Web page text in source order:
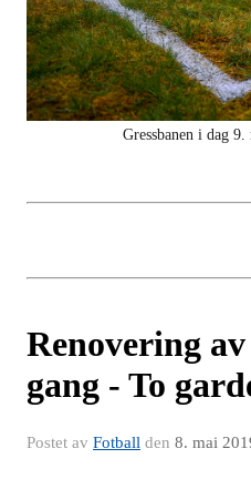
Gressbanen i dag
Renovering
gang - To
Postet av Fotball den 8. mai